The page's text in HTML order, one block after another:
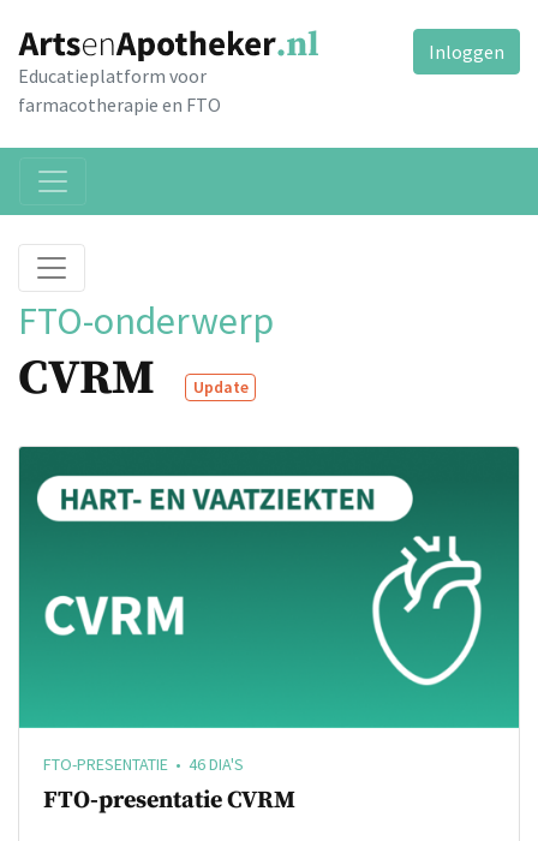
Educatieplatform voor
farmacotherapie en FTO
Inloggen
FTO-onderwerp
CVRM Update
FTO-PRESENTATIE • 46 DIA'S
FTO-presentatie CVRM